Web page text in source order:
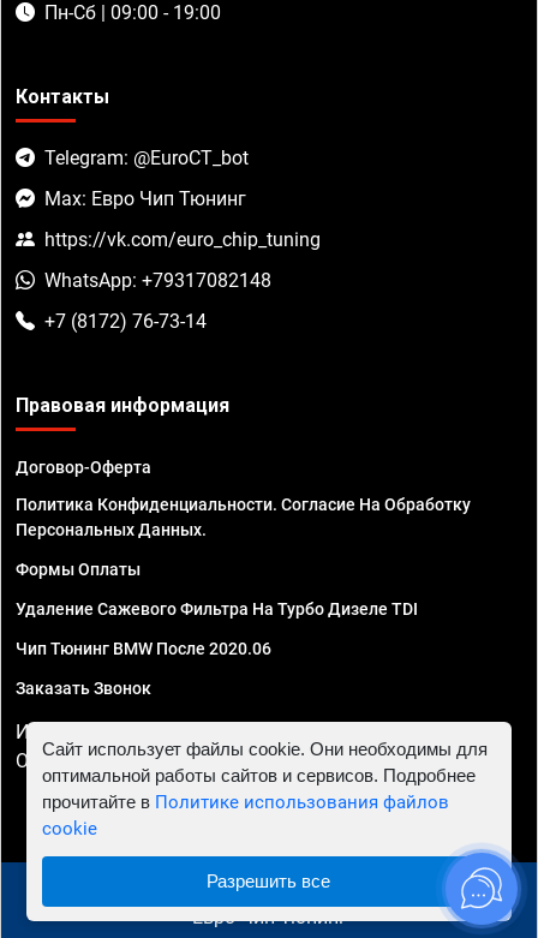
Пн-Сб | 09:00 - 19:00
Контакты
Telegram: @EuroCT_bot
Max: Евро Чип Тюнинг
https://vk.com/euro_chip_tuning
WhatsApp: +79317082148
+7 (8172) 76-73-14
Правовая информация
Договор-Оферта
Политика Конфиденциальности. Согласие На Обработку
Персональных Данных.
Формы Оплаты
Удаление Сажевого Фильтра На Турбо Дизеле TDI
Чип Тюнинг BMW После 2020.06
Заказать Звонок
ИП Смирнов Георгий Павлович. ИНН 781302555843,
ОГРНИП 324470400032610
© 2010 - 2026 Чип тюнинг в Череповце - Автосервис
"Евро Чип Тюнинг"
Сайт использует файлы cookie. Они необходимы для
оптимальной работы сайтов и сервисов. Подробнее
прочитайте в Политике использования файлов
cookie
Разрешить все